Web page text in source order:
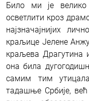
Било ми је
осветлити кроз
најзначајнијих
краљице Јелене
краљева Драгутина
она била
самим тим
тадашње Србије,